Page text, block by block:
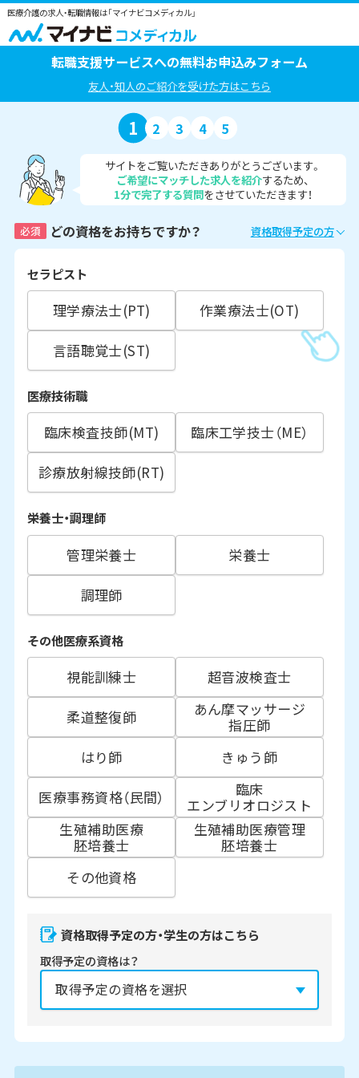
医療介護の求人・転職情報は「マイナビコメディカル」
転職支援サービスへの無料お申込みフォーム
友人・知人のご紹介を受けた方はこちら
1 2 3 4 5
サイトをご覧いただきありがとうございます。
ご希望にマッチした求人を紹介するため、
1分で完了する質問をさせていただきます！
必須 どの資格をお持ちですか？ 資格取得予定の方
セラピスト
理学療法士(PT)
作業療法士(OT)
言語聴覚士(ST)
医療技術職
臨床検査技師(MT)
臨床工学技士（ME）
診療放射線技師(RT)
栄養士・調理師
管理栄養士
栄養士
調理師
その他医療系資格
視能訓練士
超音波検査士
柔道整復師
あん摩マッサージ
指圧師
はり師
きゅう師
医療事務資格（民間）
臨床
エンブリオロジスト
生殖補助医療
胚培養士
生殖補助医療管理
胚培養士
その他資格
資格取得予定の方・学生の方はこちら
取得予定の資格は？
2027年 2028年 2029年 3月